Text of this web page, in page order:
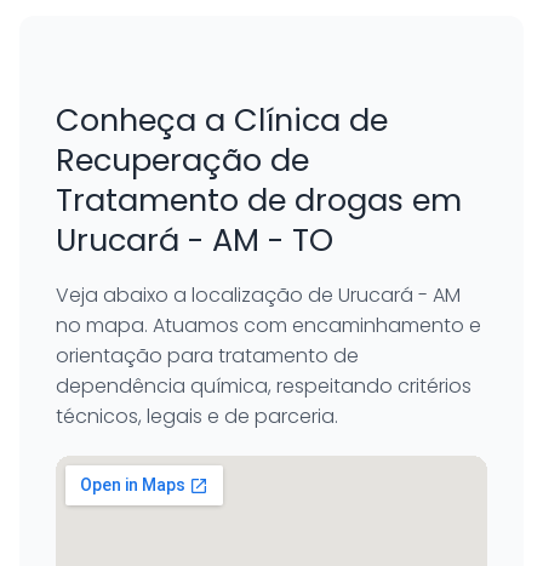
Conheça a Clínica de
Recuperação de
Tratamento de drogas em
Urucará - AM - TO
Veja abaixo a localização de Urucará - AM
no mapa. Atuamos com encaminhamento e
orientação para tratamento de
dependência química, respeitando critérios
técnicos, legais e de parceria.